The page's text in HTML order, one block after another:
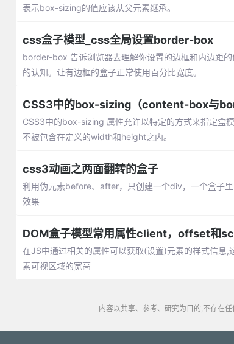
表示box-sizing的值应该从父元素继承。
css盒子模型_css全局设置border-box
border-box 告诉浏览器去理解你设置的边框和内边距
的认知。让有边框的盒子正常使用百分比宽度。
CSS3中的box-sizing（content-box与
CSS3中的box-sizing 属性允许以特定的方式来指定
不被包含在定义的width和height之内。
css3动画之两面翻转的盒子
利用伪元素before、after，只创建一个div，一个盒子
效果
DOM盒子模型常用属性client，offset和
在JS中通过相关的属性可以获取(设置)元素的样式信
素可视区域的宽高
内容以共享、参考、研究为目的,不存在